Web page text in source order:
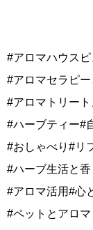
#アロマハウス
#アロマセラピ
#アロマトリー
#ハーブティー#
#おしゃべり#リ
#ハーブ生活と
#アロマ活用#心
#ペットとアロマ